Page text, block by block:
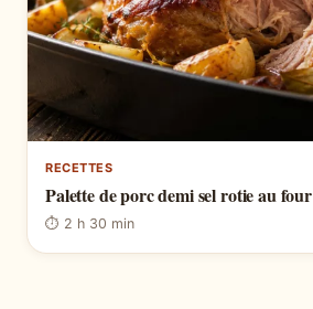
RECETTES
Palette de porc demi sel rotie au four
⏱ 2 h 30 min